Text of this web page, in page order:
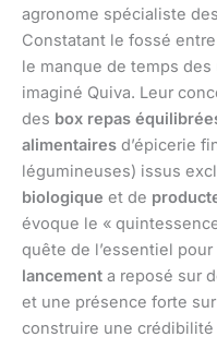
agronome spécialiste
Constatant le fossé
le manque de temps
imaginé Quiva. Leur
des box repas
alimentaires d’épicerie
légumineuses) issus
biologique et de
évoque le «
quête de l’essentiel
lancement a reposé sur
et une présence forte
construire une crédibilité